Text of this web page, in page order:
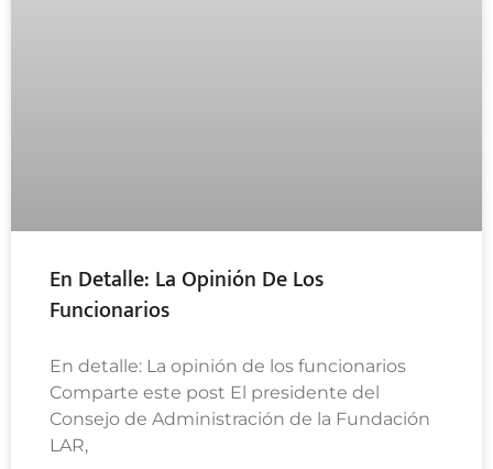
En Detalle: La Opinión De Los
Funcionarios
En detalle: La opinión de los funcionarios
Comparte este post El presidente del
Consejo de Administración de la Fundación
LAR,